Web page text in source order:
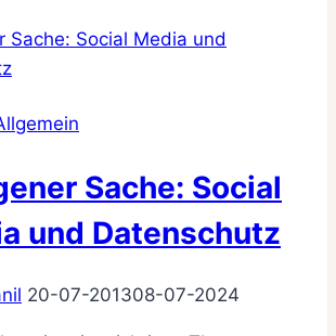
darüber
SciFi-
auf
Arkanil
Sache: Social
und Datenschutz
20-07-201308-07-2024